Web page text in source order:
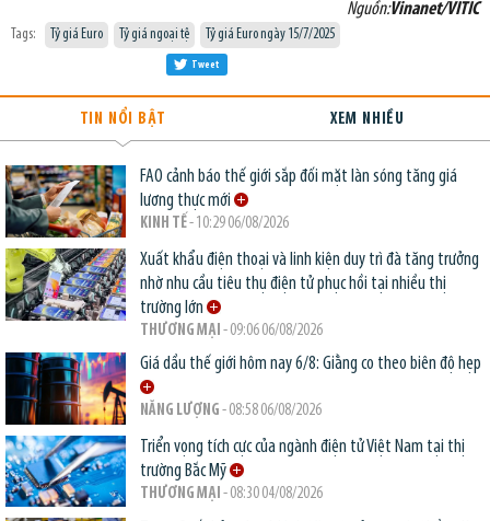
Nguồn:Vinanet/VITIC
Tags: Tỷ giá Euro Tỷ giá ngoại tệ Tỷ giá Euro ngày 15/7/2025
Tweet
TIN NỔI BẬT XEM NHIỀU
FAO cảnh báo thế giới sắp đối mặt làn sóng tăng giá
lương thực mới
KINH TẾ- 10:29 06/08/2026
Xuất khẩu điện thoại và linh kiện duy trì đà tăng trưởng
nhờ nhu cầu tiêu thụ điện tử phục hồi tại nhiều thị
trường lớn
THƯƠNG MẠI - 09:06 06/08/2026
Giá dầu thế giới hôm nay 6/8: Giằng co theo biên độ hẹp
NĂNG LƯỢNG - 08:58 06/08/2026
Triển vọng tích cực của ngành điện tử Việt Nam tại thị
trường Bắc Mỹ
THƯƠNG MẠI - 08:30 04/08/2026